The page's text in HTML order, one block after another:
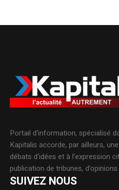
Portail d’information, spécialisé
Kapitalis accorde, par ailleurs,
débats d’idées et à l’expression
publication de tribunes,
SUIVEZ NOUS